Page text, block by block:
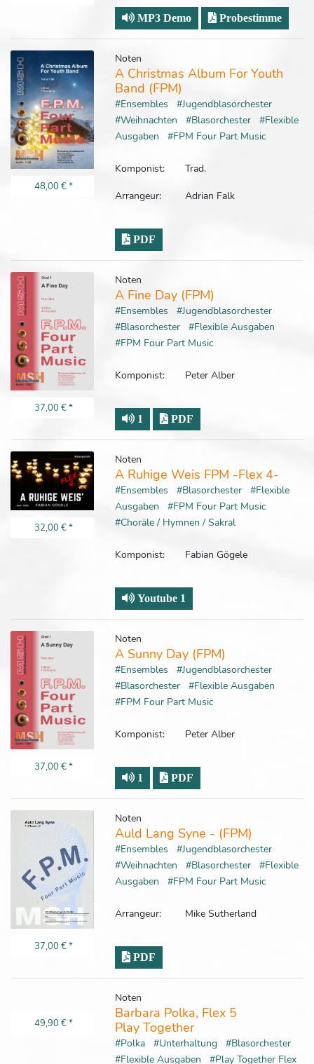
MP3 Demo Probestimme
48,00 €*
Noten
A Christmas Album For Youth
Band (FPM)
#Ensembles
#Jugendblasorchester
#Weihnachten
#Blasorchester
#Flexible
Ausgaben
#FPM Four Part Music
Komponist:
Trad.
Arrangeur:
Adrian Falk
PDF
37,00 €*
Noten
A Fine Day (FPM)
#Ensembles
#Jugendblasorchester
#Blasorchester
#Flexible Ausgaben
#FPM Four Part Music
Komponist: Peter Alber
1 PDF
32,00 €*
Noten
A Ruhige Weis FPM -Flex 4-
#Ensembles #Blasorchester
#Flexible
Ausgaben
#FPM Four Part Music
#Choräle / Hymnen / Sakral
Komponist: Fabian Gögele
Youtube 1
37,00 €*
Noten
A Sunny Day (FPM)
#Ensembles
#Jugendblasorchester
#Blasorchester
#Flexible Ausgaben
#FPM Four Part Music
Komponist: Peter Alber
1 PDF
37,00 €*
Noten
Auld Lang Syne - (FPM)
#Ensembles
#Jugendblasorchester
#Weihnachten
#Blasorchester
#Flexible
Ausgaben
#FPM Four Part Music
Arrangeur: Mike Sutherland
PDF
49,90 €*
Noten
Barbara Polka, Flex 5
Play Together
#Polka #Unterhaltung
#Blasorchester
#Flexible Ausgaben
#Play Together Flex